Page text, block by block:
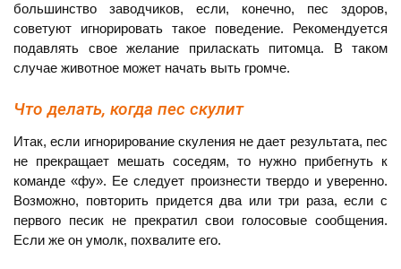
большинство заводчиков, если, конечно, пес здоров,
советуют игнорировать такое поведение. Рекомендуется
подавлять свое желание приласкать питомца. В таком
случае животное может начать выть громче.
Что делать, когда пес скулит
Итак, если игнорирование скуления не дает результата, пес
не прекращает мешать соседям, то нужно прибегнуть к
команде «фу». Ее следует произнести твердо и уверенно.
Возможно, повторить придется два или три раза, если с
первого песик не прекратил свои голосовые сообщения.
Если же он умолк, похвалите его.